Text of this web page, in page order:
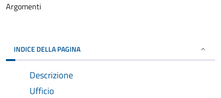
Argomenti
INDICE DELLA PAGINA
Descrizione
Ufficio